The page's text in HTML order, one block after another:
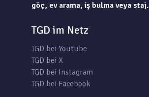
göç, ev arama, iş bulma veya staj.
TGD im Netz
TGD bei Youtube
TGD bei X
TGD bei Instagram
TGD bei Facebook